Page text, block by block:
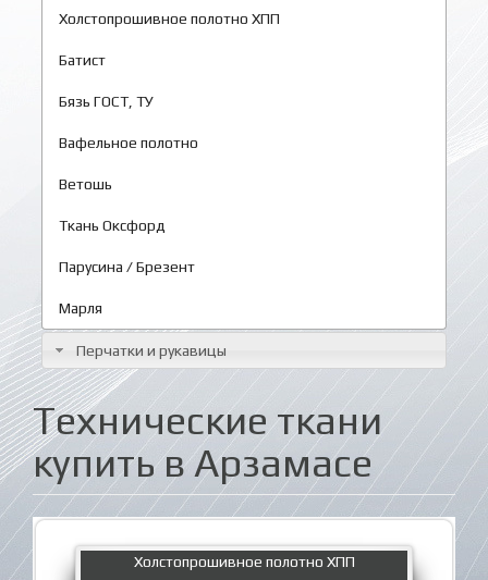
Холстопрошивное полотно ХПП
Батист
Бязь ГОСТ, ТУ
Вафельное полотно
Ветошь
Ткань Оксфорд
Парусина / Брезент
Марля
Перчатки и рукавицы
Технические ткани
купить в Арзамасе
Холстопрошивное полотно ХПП